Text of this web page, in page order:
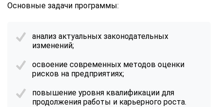
Основные задачи программы:
анализ актуальных законодательных
изменений;
освоение современных методов оценки
рисков на предприятиях;
повышение уровня квалификации для
продолжения работы и карьерного роста.